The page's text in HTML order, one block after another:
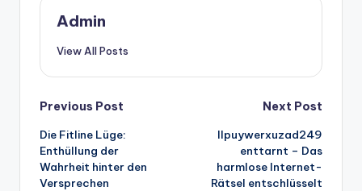
Admin
View All Posts
Post
navigation
Previous Post
Die Fitline Lüge:
Enthüllung der
Wahrheit hinter den
Versprechen
Next Post
llpuywerxuzad249
enttarnt – Das
harmlose Internet-
Rätsel entschlüsselt